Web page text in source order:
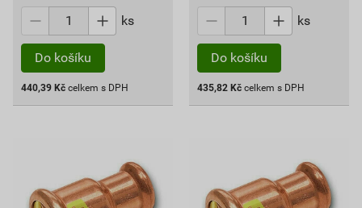
ks
Do košíku
440,39 Kč celkem s DPH
ks
Do košíku
435,82 Kč celkem s DPH